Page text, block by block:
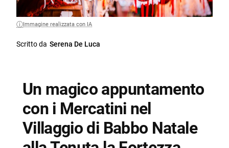
Immagine realizzata con IA
Scritto da Serena De Luca
Un magico appuntamento
con i Mercatini nel
Villaggio di Babbo Natale